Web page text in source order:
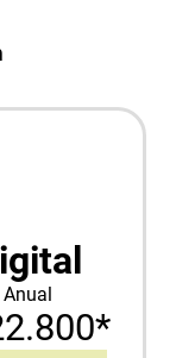
Anual